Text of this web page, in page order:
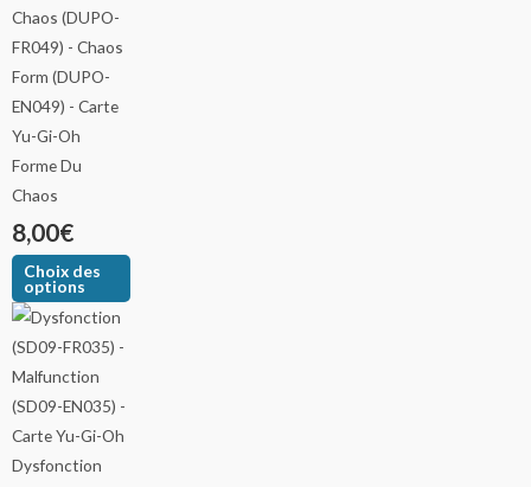
Forme Du
Chaos
8,00€
Choix des
options
Dysfonction